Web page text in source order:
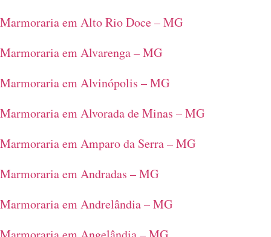
Marmoraria em Alto Rio Doce – MG
Marmoraria em Alvarenga – MG
Marmoraria em Alvinópolis – MG
Marmoraria em Alvorada de Minas – MG
Marmoraria em Amparo da Serra – MG
Marmoraria em Andradas – MG
Marmoraria em Andrelândia – MG